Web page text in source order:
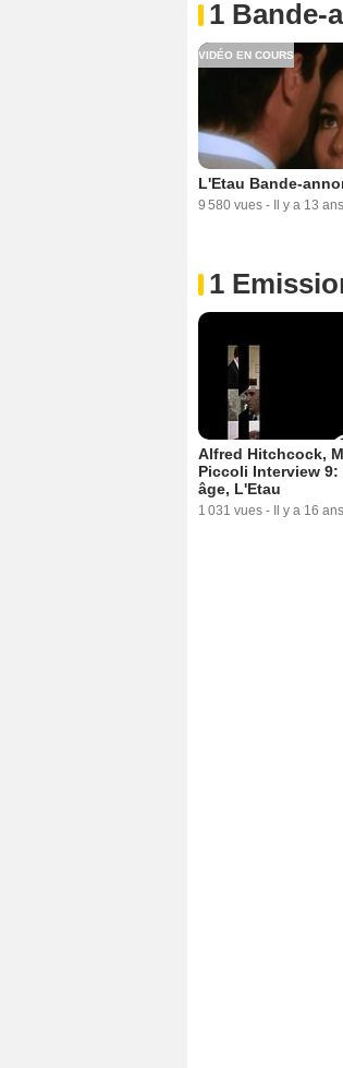
1 Bande-
VIDÉO EN COURS
L'Etau Bande-
9 580 vues - Il y a 13 ans
1
Alfred Hitchcock,
Piccoli Interview 9:
âge, L'Etau
1 031 vues - Il y a 16 ans